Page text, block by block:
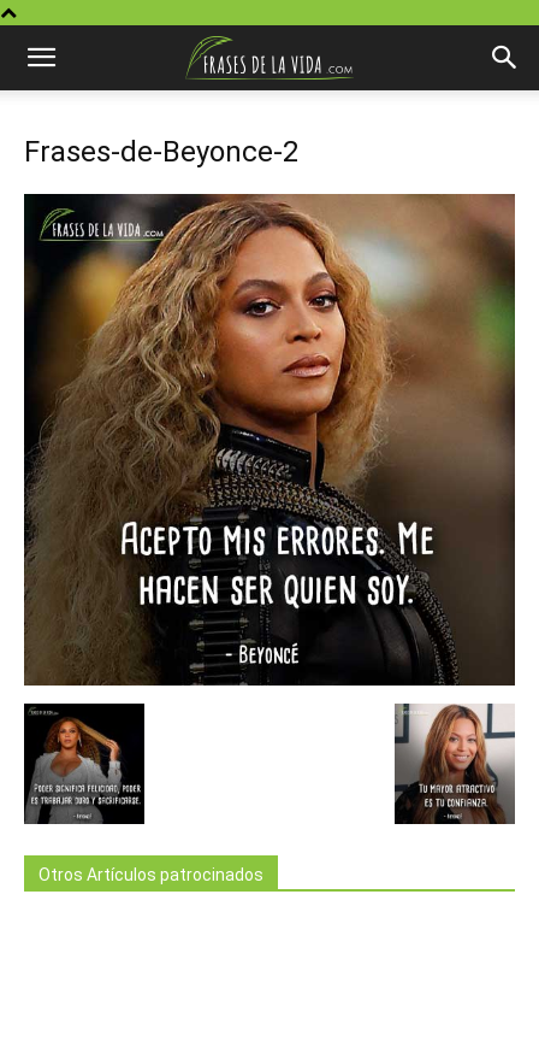
Frases-de-Beyonce-2
Otros Artículos patrocinados